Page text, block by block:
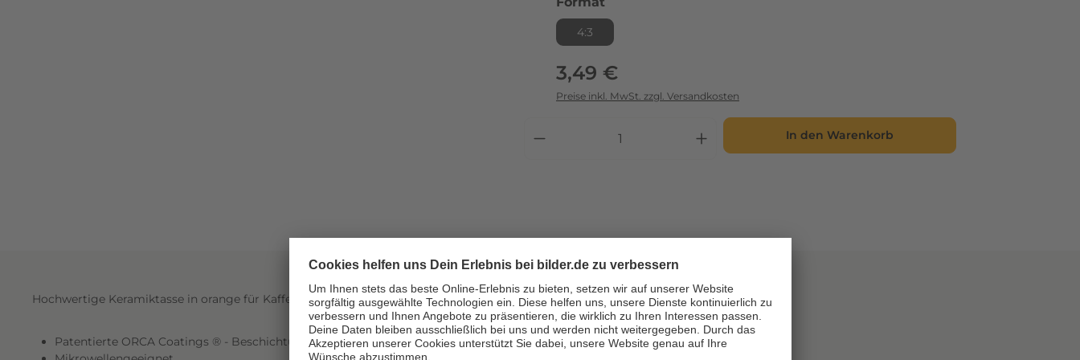
4:3
Regulärer Preis:
3,49 €
Preise inkl. MwSt. zzgl. Versandkosten
In den Warenkorb
Hochwertige Keramiktasse in orange für Kaffee- und Teeliebhaber.
Patentierte ORCA Coatings ® - Beschichtung